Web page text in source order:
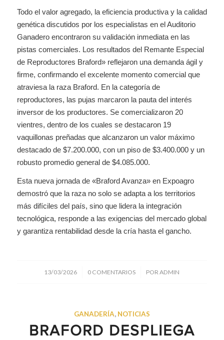
Todo el valor agregado, la eficiencia productiva y la calidad
genética discutidos por los especialistas en el Auditorio
Ganadero encontraron su validación inmediata en las
pistas comerciales. Los resultados del Remante Especial
de Reproductores Braford» reflejaron una demanda ágil y
firme, confirmando el excelente momento comercial que
atraviesa la raza Braford. En la categoría de
reproductores, las pujas marcaron la pauta del interés
inversor de los productores. Se comercializaron 20
vientres, dentro de los cuales se destacaron 19
vaquillonas preñadas que alcanzaron un valor máximo
destacado de $7.200.000, con un piso de $3.400.000 y un
robusto promedio general de $4.085.000.
Esta nueva jornada de «Braford Avanza» en Expoagro
demostró que la raza no solo se adapta a los territorios
más difíciles del país, sino que lidera la integración
tecnológica, responde a las exigencias del mercado global
y garantiza rentabilidad desde la cría hasta el gancho.
13/03/2026
/ 0 COMENTARIOS
/ PORADMIN
GANADERÍA, NOTICIAS
BRAFORD DESPLIEGA